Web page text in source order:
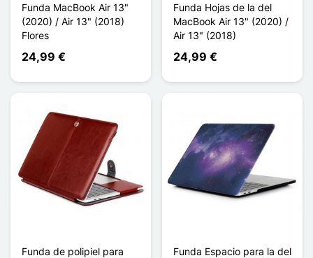
Funda MacBook Air 13"
(2020) / Air 13" (2018)
Flores
24,99 €
Funda Hojas de la del
MacBook Air 13" (2020) /
Air 13" (2018)
24,99 €
Funda de polipiel para
Funda Espacio para la del